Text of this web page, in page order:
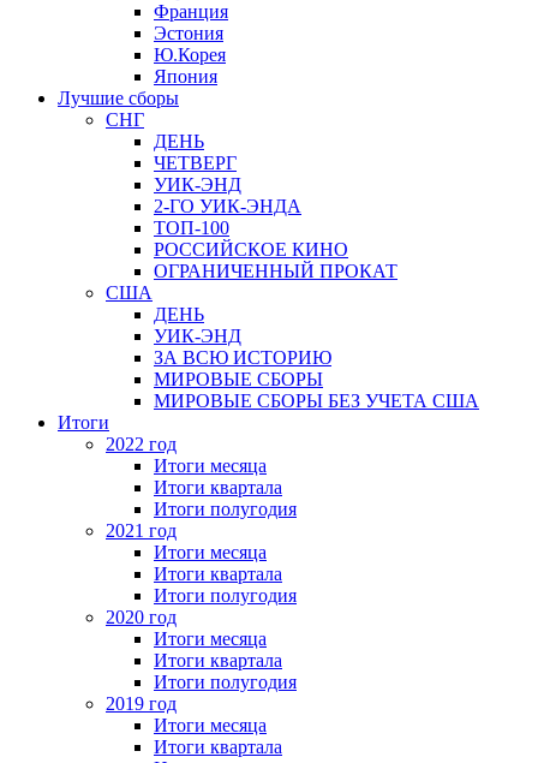
Франция
Эстония
Ю.Корея
Япония
Лучшие сборы
СНГ
ДЕНЬ
ЧЕТВЕРГ
УИК-ЭНД
2-ГО УИК-ЭНДА
ТОП-100
РОССИЙСКОЕ КИНО
ОГРАНИЧЕННЫЙ ПРОКАТ
США
ДЕНЬ
УИК-ЭНД
ЗА ВСЮ ИСТОРИЮ
МИРОВЫЕ СБОРЫ
МИРОВЫЕ СБОРЫ БЕЗ УЧЕТА США
Итоги
2022 год
Итоги месяца
Итоги квартала
Итоги полугодия
2021 год
Итоги месяца
Итоги квартала
Итоги полугодия
2020 год
Итоги месяца
Итоги квартала
Итоги полугодия
2019 год
Итоги месяца
Итоги квартала